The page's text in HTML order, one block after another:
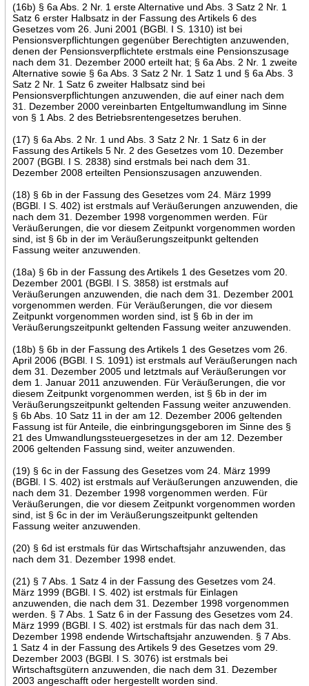
(16b) § 6a Abs. 2 Nr. 1 erste Alternative und Abs. 3 Satz 2 Nr. 1
Satz 6 erster Halbsatz in der Fassung des Artikels 6 des
Gesetzes vom 26. Juni 2001 (BGBl. I S. 1310) ist bei
Pensionsverpflichtungen gegenüber Berechtigten anzuwenden,
denen der Pensionsverpflichtete erstmals eine Pensionszusage
nach dem 31. Dezember 2000 erteilt hat; § 6a Abs. 2 Nr. 1 zweite
Alternative sowie § 6a Abs. 3 Satz 2 Nr. 1 Satz 1 und § 6a Abs. 3
Satz 2 Nr. 1 Satz 6 zweiter Halbsatz sind bei
Pensionsverpflichtungen anzuwenden, die auf einer nach dem
31. Dezember 2000 vereinbarten Entgeltumwandlung im Sinne
von § 1 Abs. 2 des Betriebsrentengesetzes beruhen.
(17) § 6a Abs. 2 Nr. 1 und Abs. 3 Satz 2 Nr. 1 Satz 6 in der
Fassung des Artikels 5 Nr. 2 des Gesetzes vom 10. Dezember
2007 (BGBl. I S. 2838) sind erstmals bei nach dem 31.
Dezember 2008 erteilten Pensionszusagen anzuwenden.
(18) § 6b in der Fassung des Gesetzes vom 24. März 1999
(BGBl. I S. 402) ist erstmals auf Veräußerungen anzuwenden, die
nach dem 31. Dezember 1998 vorgenommen werden. Für
Veräußerungen, die vor diesem Zeitpunkt vorgenommen worden
sind, ist § 6b in der im Veräußerungszeitpunkt geltenden
Fassung weiter anzuwenden.
(18a) § 6b in der Fassung des Artikels 1 des Gesetzes vom 20.
Dezember 2001 (BGBl. I S. 3858) ist erstmals auf
Veräußerungen anzuwenden, die nach dem 31. Dezember 2001
vorgenommen werden. Für Veräußerungen, die vor diesem
Zeitpunkt vorgenommen worden sind, ist § 6b in der im
Veräußerungszeitpunkt geltenden Fassung weiter anzuwenden.
(18b) § 6b in der Fassung des Artikels 1 des Gesetzes vom 26.
April 2006 (BGBl. I S. 1091) ist erstmals auf Veräußerungen nach
dem 31. Dezember 2005 und letztmals auf Veräußerungen vor
dem 1. Januar 2011 anzuwenden. Für Veräußerungen, die vor
diesem Zeitpunkt vorgenommen werden, ist § 6b in der im
Veräußerungszeitpunkt geltenden Fassung weiter anzuwenden.
§ 6b Abs. 10 Satz 11 in der am 12. Dezember 2006 geltenden
Fassung ist für Anteile, die einbringungsgeboren im Sinne des §
21 des Umwandlungssteuergesetzes in der am 12. Dezember
2006 geltenden Fassung sind, weiter anzuwenden.
(19) § 6c in der Fassung des Gesetzes vom 24. März 1999
(BGBl. I S. 402) ist erstmals auf Veräußerungen anzuwenden, die
nach dem 31. Dezember 1998 vorgenommen werden. Für
Veräußerungen, die vor diesem Zeitpunkt vorgenommen worden
sind, ist § 6c in der im Veräußerungszeitpunkt geltenden
Fassung weiter anzuwenden.
(20) § 6d ist erstmals für das Wirtschaftsjahr anzuwenden, das
nach dem 31. Dezember 1998 endet.
(21) § 7 Abs. 1 Satz 4 in der Fassung des Gesetzes vom 24.
März 1999 (BGBl. I S. 402) ist erstmals für Einlagen
anzuwenden, die nach dem 31. Dezember 1998 vorgenommen
werden. § 7 Abs. 1 Satz 6 in der Fassung des Gesetzes vom 24.
März 1999 (BGBl. I S. 402) ist erstmals für das nach dem 31.
Dezember 1998 endende Wirtschaftsjahr anzuwenden. § 7 Abs.
1 Satz 4 in der Fassung des Artikels 9 des Gesetzes vom 29.
Dezember 2003 (BGBl. I S. 3076) ist erstmals bei
Wirtschaftsgütern anzuwenden, die nach dem 31. Dezember
2003 angeschafft oder hergestellt worden sind.